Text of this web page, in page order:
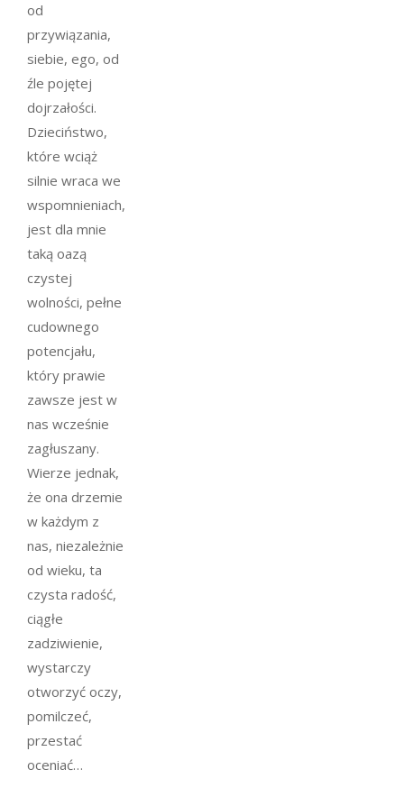
od
przywiązania,
siebie, ego, od
źle pojętej
dojrzałości.
Dzieciństwo,
które wciąż
silnie wraca we
wspomnieniach,
jest dla mnie
taką oazą
czystej
wolności, pełne
cudownego
potencjału,
który prawie
zawsze jest w
nas wcześnie
zagłuszany.
Wierze jednak,
że ona drzemie
w każdym z
nas, niezależnie
od wieku, ta
czysta radość,
ciągłe
zadziwienie,
wystarczy
otworzyć oczy,
pomilczeć,
przestać
oceniać…